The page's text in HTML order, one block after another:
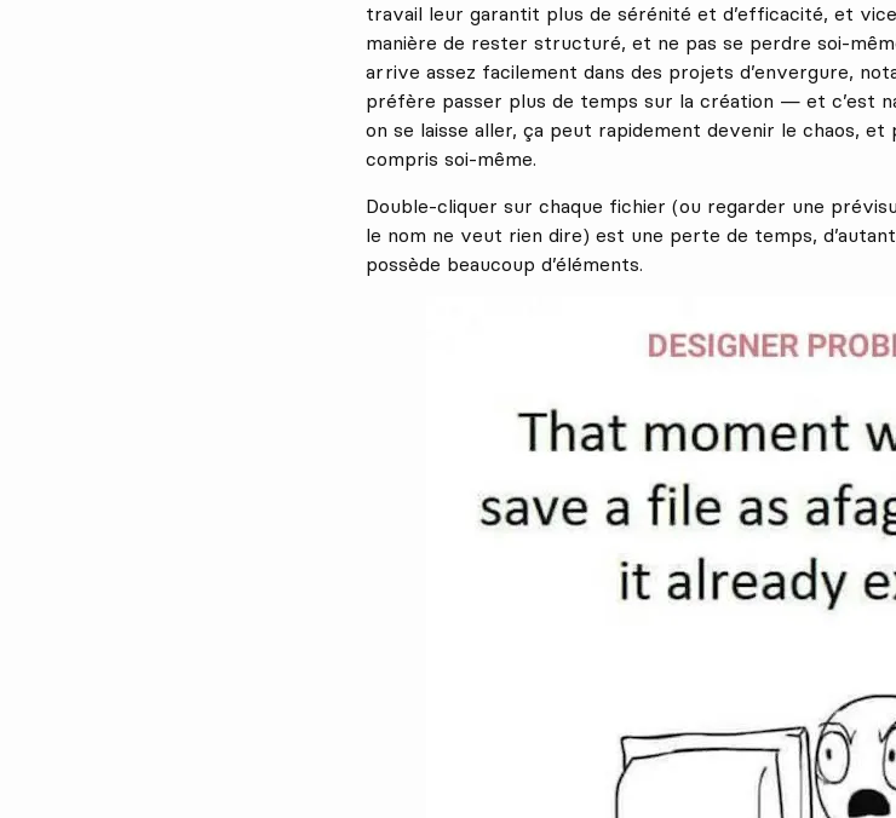
travail leur garantit plus de sérénité et d’efficacité, et
manière de rester structuré, et ne pas se perdre soi-
arrive assez facilement dans des projets d’envergure,
préfère passer plus de temps sur la création — et c’est
on se laisse aller, ça peut rapidement devenir le chaos,
compris soi-même.
Double-cliquer sur chaque fichier (ou regarder une
le nom ne veut rien dire) est une perte de temps,
possède beaucoup d’éléments.